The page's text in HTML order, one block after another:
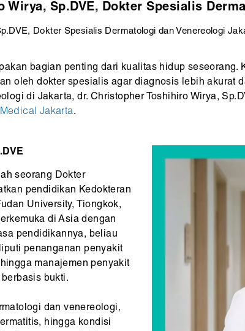
Wirya, Sp.DVE, Dokter Spesialis
Dokter Spesialis Dermatologi dan Venereologi
bagian penting dari kualitas hidup
oleh dokter spesialis agar diagnosis lebih akurat
di Jakarta, dr. Christopher Toshihiro Wirya,
Jakarta.
seorang Dokter
pendidikan Kedokteran
University, Tiongkok,
di Asia dengan
pendidikannya, beliau
penanganan penyakit
manajemen penyakit
bukti.
dan venereologi,
hingga kondisi